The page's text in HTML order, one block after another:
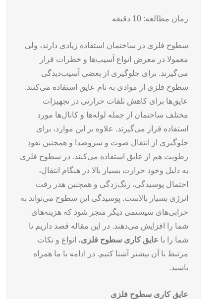
زمان مطالعه: 10 دقیقه
سطوح فلزی در ساختمان استفاده‌ زیادی دارند، ولی
معمولا در معرض انواع آسیب‌ها و خطرات قرار
می‌گیرند. برای جلوگیری از بعضی آسیب‌دیدگی
سطوح فلزی از موادی به نام عایق استفاده می‌کنند.
عایق‌ها برای کاهش تلفات حرارتی در تجهیزات
مختلف ساختمان از جمله لوله‌ها و کانال‌ها مورد
استفاده قرار می‌گیرند. علاوه بر این موارد، برای
جلوگیری از انتقال صوت و سروصدا و همچنین نفوذ
رطوبت هم از عایق استفاده می‌کنند. در سطوح فلزی
به دلیل وجود حرارت بسیار بالا در هنگام انتقال،
احتمال پوسیدگی، زنگ‌زدگی و همچنین هدر رفت
انرژی بسیار بالاست. پوسیدگی این سطوح می‌تواند به
خرابی‌های سیستمی دیگر منجر شود که هزینه‌های
شما را افزایش می‌دهند. در این مقاله قصد داریم تا
شما را با عایق کاری سطوح فلزی، انواع و نکات
مرتبط با آن بیشتر آشنا کنیم. در ادامه با ما همراه
باشید.
عایق کاری سطوح فلزی